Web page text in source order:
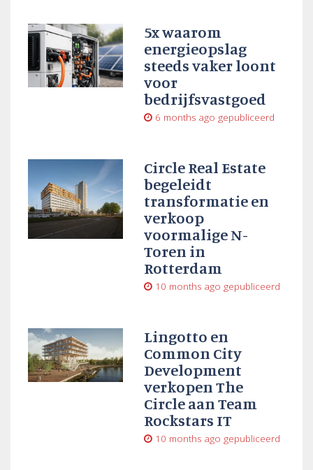
5x waarom
energieopslag
steeds vaker loont
voor
bedrijfsvastgoed
6 months ago gepubliceerd
Circle Real Estate
begeleidt
transformatie en
verkoop
voormalige N-
Toren in
Rotterdam
10 months ago gepubliceerd
Lingotto en
Common City
Development
verkopen The
Circle aan Team
Rockstars IT
10 months ago gepubliceerd